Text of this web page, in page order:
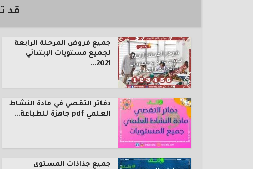
قد
جميع فروض المرحلة الرابعة
لجميع مستويات الإبتدائي
2021...
دفاتر التقصي في مادة النشاط
العلمي pdf جاهزة للطباعة...
جميع جذاذات المستوى